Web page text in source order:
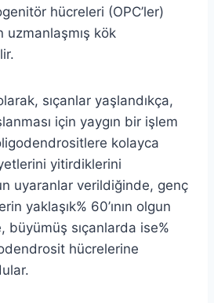
hücreleri (OPC’ler)
uzmanlaşmış kök
sıçanlar yaşlandıkça,
için yaygın bir işlem
kolayca
yitirdiklerini
uyaranlar verildiğinde, genç
yaklaşık% 60’ının olgun
büyümüş sıçanlarda ise%
hücrelerine